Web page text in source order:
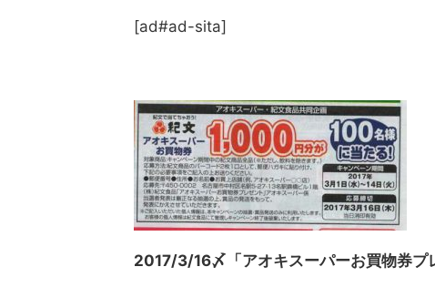
[ad#ad-sita]
2017/3/16〆「アオキスーパーお買物券